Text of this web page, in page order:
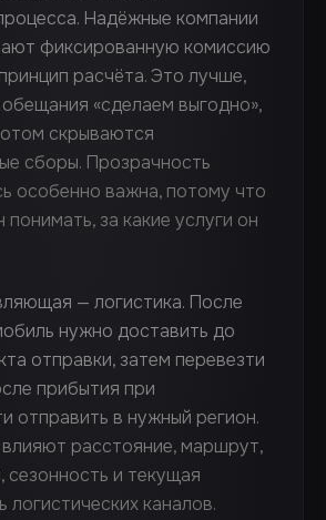
Надёжные компании
фиксированную комиссию
расчёта. Это лучше,
«сделаем выгодно»,
скрываются
сборы. Прозрачность
особенно важна, потому что
за какие услуги он
— логистика. После
нужно доставить до
отправки, затем перевезти
прибытия при
отправить в нужный регион.
расстояние, маршрут,
сезонность и текущая
логистических каналов.